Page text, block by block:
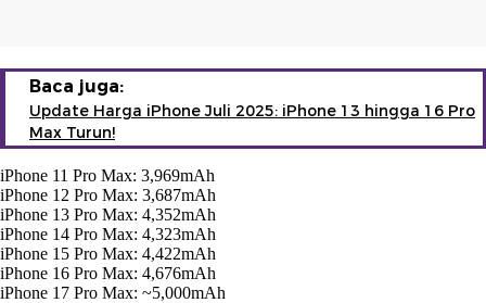
Baca juga:
Update Harga iPhone Juli 2025: iPhone 13 hingga 16 Pro
Max Turun!
iPhone 11 Pro Max: 3,969mAh
iPhone 12 Pro Max: 3,687mAh
iPhone 13 Pro Max: 4,352mAh
iPhone 14 Pro Max: 4,323mAh
iPhone 15 Pro Max: 4,422mAh
iPhone 16 Pro Max: 4,676mAh
iPhone 17 Pro Max: ~5,000mAh